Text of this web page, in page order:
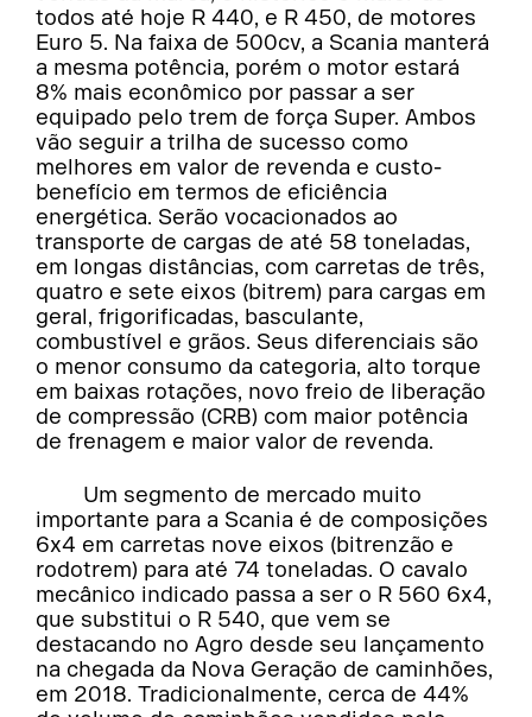
todos até hoje R 440, e R 450, de motores
Euro 5. Na faixa de 500cv, a Scania manterá
a mesma potência, porém o motor estará
8% mais econômico por passar a ser
equipado pelo trem de força Super. Ambos
vão seguir a trilha de sucesso como
melhores em valor de revenda e custo-
benefício em termos de eficiência
energética. Serão vocacionados ao
transporte de cargas de até 58 toneladas,
em longas distâncias, com carretas de três,
quatro e sete eixos (bitrem) para cargas em
geral, frigorificadas, basculante,
combustível e grãos. Seus diferenciais são
o menor consumo da categoria, alto torque
em baixas rotações, novo freio de liberação
de compressão (CRB) com maior potência
de frenagem e maior valor de revenda.
Um segmento de mercado muito
importante para a Scania é de composições
6x4 em carretas nove eixos (bitrenzão e
rodotrem) para até 74 toneladas. O cavalo
mecânico indicado passa a ser o R 560 6x4,
que substitui o R 540, que vem se
destacando no Agro desde seu lançamento
na chegada da Nova Geração de caminhões,
em 2018. Tradicionalmente, cerca de 44%